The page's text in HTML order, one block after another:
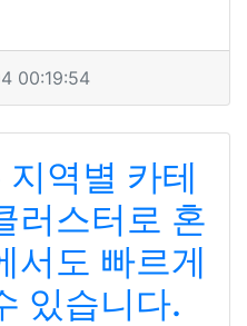
00:19:54
역별 카테
러스터로 혼
서도 빠르게
있습니다.